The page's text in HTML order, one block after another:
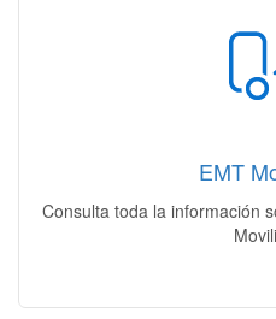
EMT
Consulta toda la información
Ayuda a